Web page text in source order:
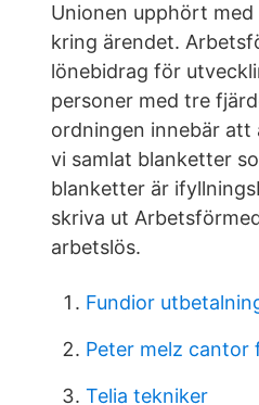
Unionen upphört
kring ärendet.
lönebidrag för
personer med tre
ordningen innebär att
vi samlat blanketter
blanketter är
skriva ut
arbetslös.
Fundior
Peter melz cantor
Telia tekniker